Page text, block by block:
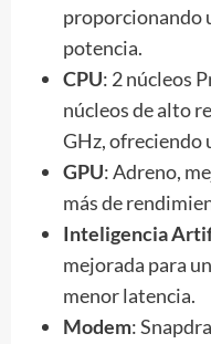
proporcionando
potencia.
CPU: 2 núcleos
núcleos de alto
GHz, ofreciendo
GPU: Adreno,
más de
Inteligencia
mejorada para
menor latencia.
Modem: